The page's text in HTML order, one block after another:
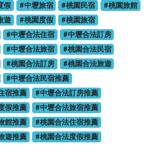
假 #中壢旅宿 #桃園民宿
#桃園旅館
遊 #桃園度假
#桃園旅宿
#中壢合法住宿
#中壢合法訂房
#中壢合法旅宿
#桃園合法民宿
#桃園合法訂房
#桃園合法旅遊
#中壢合法民宿推薦
宿推薦
#中壢合法訂房推薦
假推薦
#中壢合法旅宿推薦
館推薦
#桃園合法住宿推薦
遊推薦
#桃園合法度假推薦